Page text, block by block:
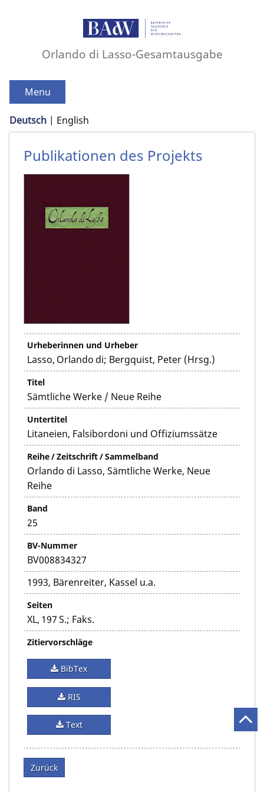
Orlando di Lasso-Gesamtausgabe
Menu
Deutsch English
Publikationen des Projekts
Urheberinnen und Urheber
Lasso, Orlando di; Bergquist, Peter (Hrsg.)
Titel
Sämtliche Werke / Neue Reihe
Untertitel
Litaneien, Falsibordoni und Offiziumssätze
Reihe / Zeitschrift / Sammelband
Orlando di Lasso, Sämtliche Werke, Neue
Reihe
Band
25
BV-Nummer
BV008834327
1993, Bärenreiter, Kassel u.a.
Seiten
XL, 197 S.; Faks.
Zitiervorschläge
BibTex
RIS
Text
Zurück